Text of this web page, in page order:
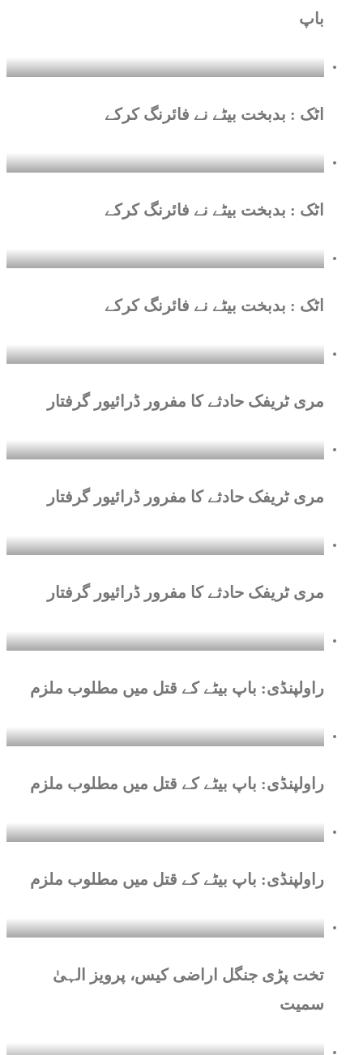
باپ
اٹک : بدبخت بیٹے نے فائرنگ کرکے
اٹک : بدبخت بیٹے نے فائرنگ کرکے
اٹک : بدبخت بیٹے نے فائرنگ کرکے
مری ٹریفک حادثے کا مفرور ڈرائیور گرفتار
مری ٹریفک حادثے کا مفرور ڈرائیور گرفتار
مری ٹریفک حادثے کا مفرور ڈرائیور گرفتار
راولپنڈی: باپ بیٹے کے قتل میں مطلوب ملزم
راولپنڈی: باپ بیٹے کے قتل میں مطلوب ملزم
راولپنڈی: باپ بیٹے کے قتل میں مطلوب ملزم
تخت پڑی جنگل اراضی کیس، پرویز الہیٰ
سمیت